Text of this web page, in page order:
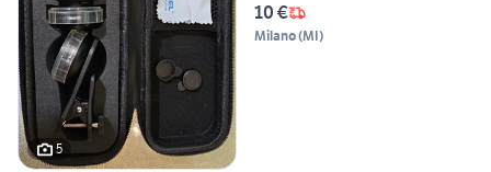
5
10 €
Milano(MI)